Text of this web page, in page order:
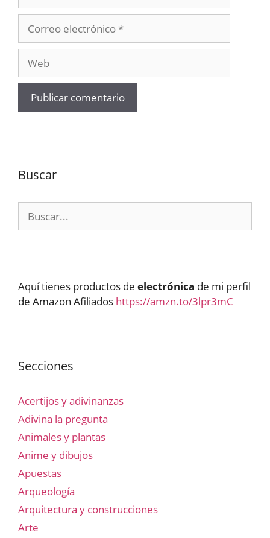
electrónico
Buscar
Aquí tienes productos de electrónica de mi perfil
de Amazon Afiliados https://amzn.to/3lpr3mC
Secciones
Acertijos y adivinanzas
Adivina la pregunta
Animales y plantas
Anime y dibujos
Apuestas
Arqueología
Arquitectura y construcciones
Arte